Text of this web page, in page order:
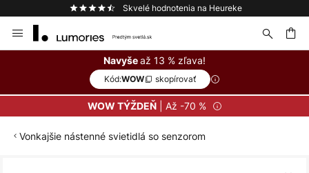
Skvelé hodnotenia na Heureke
to
Navyšeaž 13 % zľava!
Kód:WOW skopírovať
WOW TÝŽDEŇ| Až -70 %
Vonkajšie nástenné svietidlá so senzorom